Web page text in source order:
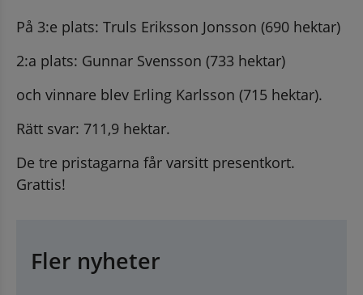
På 3:e plats: Truls Eriksson Jonsson (690 hektar)
2:a plats: Gunnar Svensson (733 hektar)
och vinnare blev Erling Karlsson (715 hektar).
Rätt svar: 711,9 hektar.
De tre pristagarna får varsitt presentkort.
Grattis!
Fler nyheter